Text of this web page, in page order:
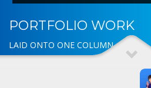
PORTFOLIO WORK
LAID ONTO ONE COLUMN